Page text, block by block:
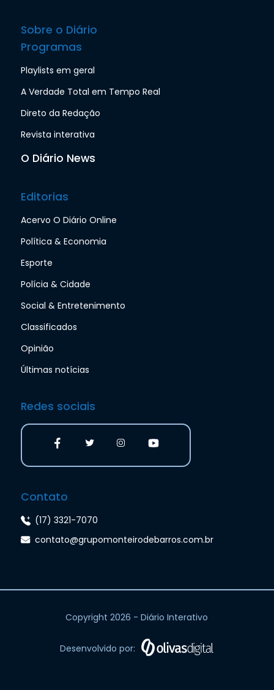
Sobre o Diário
Programas
Playlists em geral
A Verdade Total em Tempo Real
Direto da Redação
Revista interativa
O Diário News
Editorias
Acervo O Diário Online
Política & Economia
Esporte
Polícia & Cidade
Social & Entretenimento
Classificados
Opinião
Últimas notícias
Redes sociais
Contato
(17) 3321-7070
contato@grupomonteirodebarros.com.br
Copyright 2026 - Diário Interativo
Desenvolvido por: